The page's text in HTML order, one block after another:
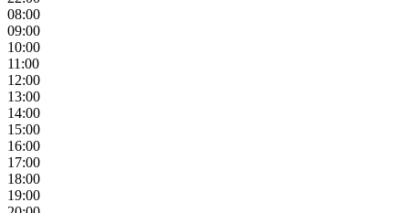
08:00
09:00
10:00
11:00
12:00
13:00
14:00
15:00
16:00
17:00
18:00
19:00